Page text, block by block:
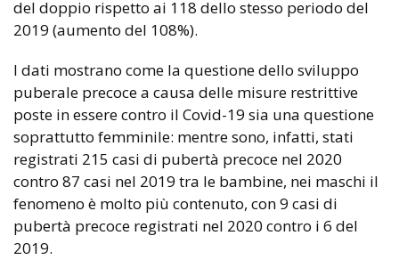
del doppio rispetto ai 118 dello stesso periodo del
2019 (aumento del 108%).
I dati mostrano come la questione dello sviluppo
puberale precoce a causa delle misure restrittive
poste in essere contro il Covid-19 sia una questione
soprattutto femminile: mentre sono, infatti, stati
registrati 215 casi di pubertà precoce nel 2020
contro 87 casi nel 2019 tra le bambine, nei maschi il
fenomeno è molto più contenuto, con 9 casi di
pubertà precoce registrati nel 2020 contro i 6 del
2019.